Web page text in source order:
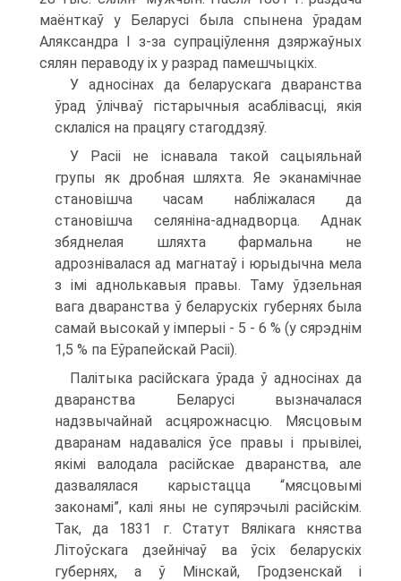
маёнткаў у Беларусі была спынена ўрадам
Аляксандра І з-за супраціўлення дзяржаўных
сялян пераводу іх у разрад памешчыцкіх.
У адносінах да беларускага дваранства
ўрад ўлічваў гістарычныя асаблівасці, якія
склаліся на працягу стагоддзяў.
У Расіі не існавала такой сацыяльнай
групы як дробная шляхта. Яе эканамічнае
становішча часам набліжалася да
становішча селяніна-аднадворца. Аднак
збяднелая шляхта фармальна не
адрознівалася ад магнатаў і юрыдычна мела
з імі аднолькавыя правы. Таму ўдзельная
вага дваранства ў беларускіх губернях была
самай высокай у імперыі - 5 - 6 % (у сярэднім
1,5 % па Еўрапейскай Расіі).
Палітыка расійскага ўрада ў адносінах да
дваранства Беларусі вызначалася
надзвычайнай асцярожнасцю. Мясцовым
дваранам надаваліся ўсе правы і прывілеі,
якімі валодала расійскае дваранства, але
дазвалялася карыстацца “мясцовымі
законамі”, калі яны не супярэчылі расійскім.
Так, да 1831 г. Статут Вялікага княства
Літоўскага дзейнічаў ва ўсіх беларускіх
губернях, а ў Мінскай, Гродзенскай і